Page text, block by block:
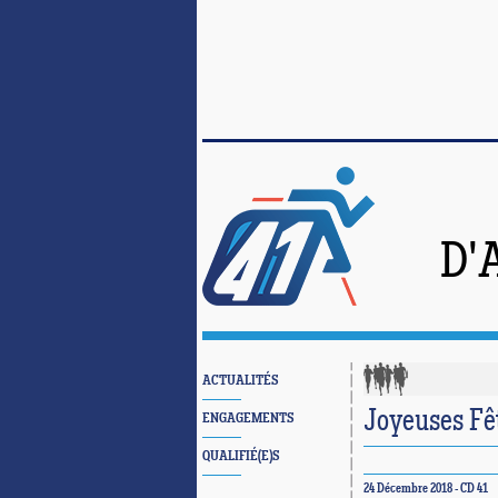
ACTUALITÉS
ENGAGEMENTS
QUALIFIÉ(E)S
Joyeuses
24 Décembre 2018 - CD 41